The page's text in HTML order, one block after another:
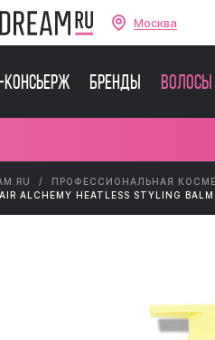
Москва
Бренды Волосы
ПРОФЕССИОНАЛЬНАЯ
ALCHEMY HEATLESS STYLING